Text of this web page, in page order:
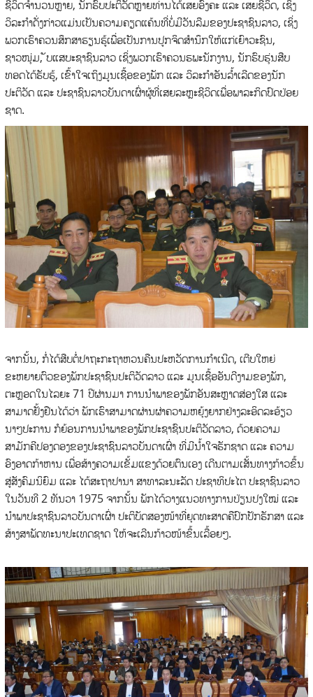
ຊີວິດຈໍານວນຫຼາຍ, ນັກຮົບປະຕິວັດຫຼາຍທ່ານໄດ້ເສຍອົງຄະ ແລະ ເສຍຊີວິດ, ເຊິ່ງ
ວິລະກໍາດັ່ງກ່າວແມ່ນເປັນຄວາມຄຽດແຄ້ນທີ່ບໍ່ມີວັນລືມຂອງປະຊາຊົນລາວ, ເຊິ່ງ
ພວກເຮົາຄວນສຶກສາຮຽນຮູ້ເພື່ອເປັນການປູກຈິດສໍານຶກໃຫ້ແກ່ເຍົາວະຊົນ,
ຊາວໜຸ່ມ, ັບແສບະຊາຊົນລາວ ເຊິ່ງພວກເຮົາຄວນຮພະນັກງານ, ນັກຮົບຮຸ່ນສືບ
ທອດໄດ້ຮັບຮູ້, ເຂົ້າໃຈເຖິງມູນເຊື້ອຂອງພັກ ແລະ ວິລະກໍາອັນລໍ້າເລີດຂອງນັກ
ປະຕິວັດ ແລະ ປະຊາຊົນລາວບັນດາເຜົ່າຜູ້ທີ່ເສຍລະຫຼະຊີວິດເພື່ອພາລະກິດປົດປ່ອຍ
ຊາດ.
ຈາກນັ້ນ, ກໍ່ໄດ້ສືບຕໍ່ປາຖະກະຖາຫວນຄືນປະຫວັດການກໍາເນີດ, ເຕີບໃຫຍ່
ຂະຫຍາຍຕົວຂອງພັກປະຊາຊົນປະຕິວັດລາວ ແລະ ມູນເຊື້ອອັນດີງາມຂອງພັກ,
ຕະຫຼອດໃນໄລຍະ 71 ປີຜ່ານມາ ການນໍາພາຂອງພັກອັນສະຫຼາດສ່ອງໃສ ແລະ
ສາມາດຢັ້ງຢືນໄດ້ວ່າ ພັກເຮົາສາມາດຜ່ານຜ່າຄວາມຫຍຸ້ງຍາກຢ່າງລະອິດລະອ້ຽວ
ນາໆປະການ ກໍຍ້ອນການນໍາພາຂອງພັກປະຊາຊົນປະຕິວັດລາວ, ດ້ວຍຄວາມ
ສາມັກຄີປອງດອງຂອງປະຊາຊົນລາວບັນດາເຜົ່າ ທີ່ມີນໍ້າໃຈຮັກຊາດ ແລະ ຄວາມ
ອົງອາດກ້າຫານ ເພື່ອສ້າງຄວາມເຂັ້ມແຂງດ້ວຍຕົນເອງ ເດີນຕາມເສັ້ນທາງກ້າວຂຶ້ນ
ສູ່ສັງຄົມນິຍົມ ແລະ ໄດ້ສະຖາປານາ ສາທາລະນະລັດ ປະຊາທິປະໄຕ ປະຊາຊົນລາວ
ໃນວັນທີ 2 ທັນວາ 1975 ຈາກນັ້ນ ພັກໄດ້ວາງແນວທາງການປ່ຽນປງໃໝ່ ແລະ
ນໍາພາປະຊາຊົນລາວບັນດາເຜົ່າ ປະຕິບັດສອງໜ້າທີ່ຍຸດທະສາດຄືປົກປັກຮັກສາ ແລະ
ສ້າງສາພັດທະນາປະເທດຊາດ ໃຫ້ຈະເລີນກ້າວໜ້າຂຶ້ນເລື້ອຍໆ.